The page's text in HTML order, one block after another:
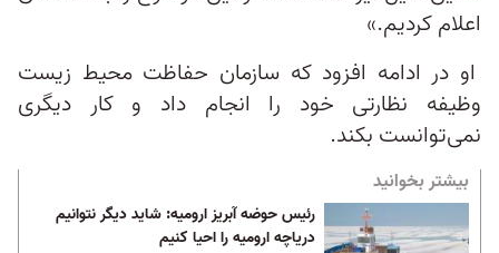
اعلام کردیم.»
او در ادامه افزود که سازمان حفاظت محیط‌ زیست
وظیفه نظارتی خود را انجام داد و کار دیگری
نمی‌توانست بکند.
بیشتر بخوانید
رئیس حوضه آبریز ارومیه: شاید دیگر نتوانیم
دریاچه ارومیه را احیا کنیم